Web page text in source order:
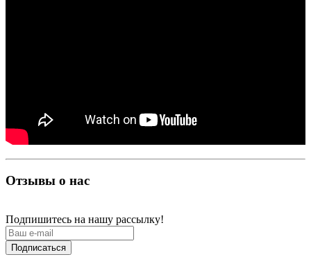
Отзывы о нас
Подпишитесь на нашу рассылку!
Подписаться